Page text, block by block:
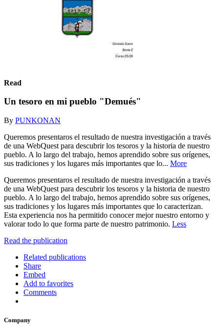
Read
Un tesoro en mi pueblo "Demués"
By PUNKONAN
Queremos presentaros el resultado de nuestra investigación a través
de una WebQuest para descubrir los tesoros y la historia de nuestro
pueblo. A lo largo del trabajo, hemos aprendido sobre sus orígenes,
sus tradiciones y los lugares más importantes que lo... More
Queremos presentaros el resultado de nuestra investigación a través
de una WebQuest para descubrir los tesoros y la historia de nuestro
pueblo. A lo largo del trabajo, hemos aprendido sobre sus orígenes,
sus tradiciones y los lugares más importantes que lo caracterizan.
Esta experiencia nos ha permitido conocer mejor nuestro entorno y
valorar todo lo que forma parte de nuestro patrimonio. Less
Read the publication
Related publications
Share
Embed
Add to favorites
Comments
Company